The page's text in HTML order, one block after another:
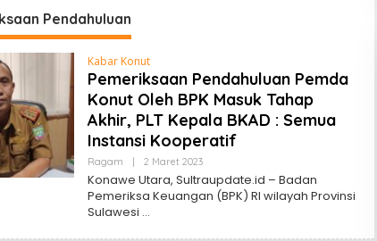
Pendahuluan
Kabar Konut
Pemeriksaan Pendahuluan Pemda
Konut Oleh BPK Masuk Tahap
Akhir, PLT Kepala BKAD : Semua
Instansi Kooperatif
Ragam 2 Maret 2023Oleh
Update
Konawe Utara, Sultraupdate.id – Badan
Pemeriksa Keuangan (BPK) RI wilayah Provinsi
Sulawesi